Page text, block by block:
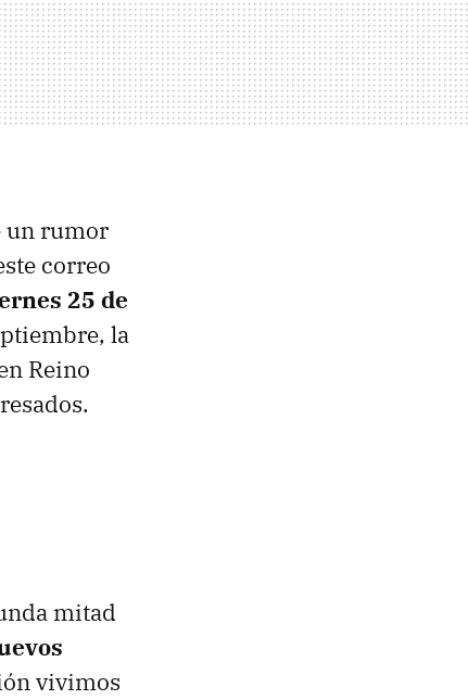
un rumor
correo
25 de
la
Reino
mitad
vivimos